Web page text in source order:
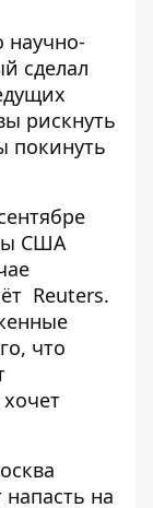
научно-
сделал
рискнуть
покинуть
США
Reuters.
что
напасть на